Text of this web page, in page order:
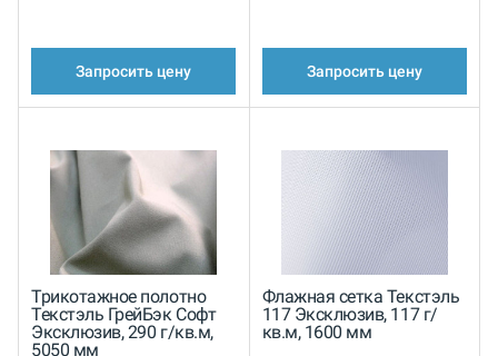
Запросить цену Запросить цену
Трикотажное полотно
Текстэль ГрейБэк Софт
Эксклюзив, 290 г/кв.м,
5050 мм
Флажная сетка Текстэль
117 Эксклюзив, 117 г/
кв.м, 1600 мм